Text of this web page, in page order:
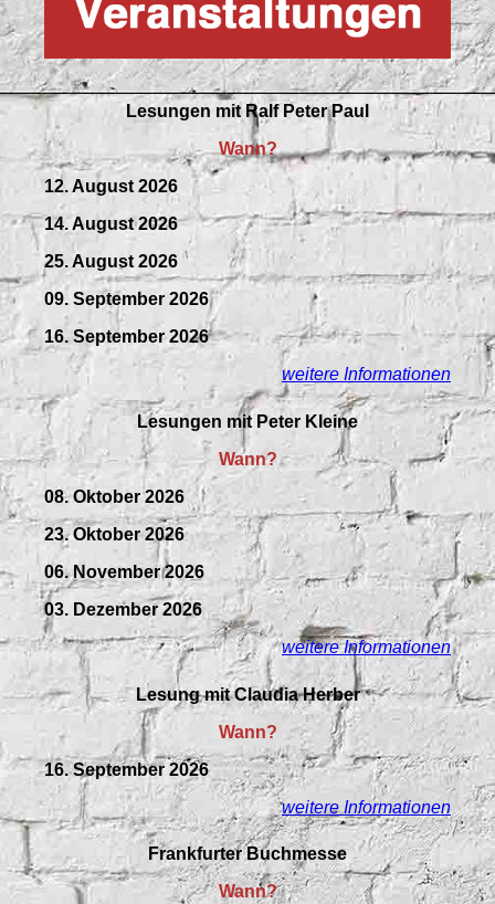
Lesungen mit Ralf Peter Paul
Wann?
12. August 2026
14. August 2026
25. August 2026
09. September 2026
16. September 2026
weitere Informationen
Lesungen mit Peter Kleine
Wann?
08. Oktober 2026
23. Oktober 2026
06. November 2026
03. Dezember 2026
weitere Informationen
Lesung mit Claudia Herber
Wann?
16. September 2026
weitere Informationen
Frankfurter Buchmesse
Wann?